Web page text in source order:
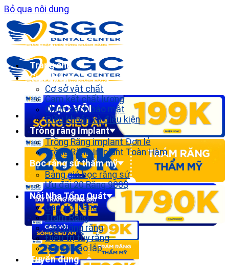
Bỏ qua nội dung
Trang chủ
Giới thiệu
Cơ sở vật chất
Cam kết chất lượng
Chính sách bảo mật
Điều khoản và điều kiện
Trồng răng Implant
Trồng Răng implant Đơn lẻ
Trồng Răng Implant Toàn Hàm
Bọc răng sứ thẩm mỹ
Bảng giá bọc răng sứ
Ưu đãi 20 Răng 900$
Nội Nha Tổng Quát
Cạo Vôi Răng
Trám Răng
Tẩy trắng răng
Điều trị tủy răng
Răng Tháo lắp
Tuyển dụng